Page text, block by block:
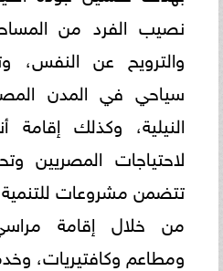
نصيب الفرد من
والترويح عن النفس،
سياحي في المدن
النيلية، وكذلك إقامة
لاحتياجات المصريين
تتضمن مشروعات للتنمية
من خلال إقامة
ومطاعم وكافتيريات،